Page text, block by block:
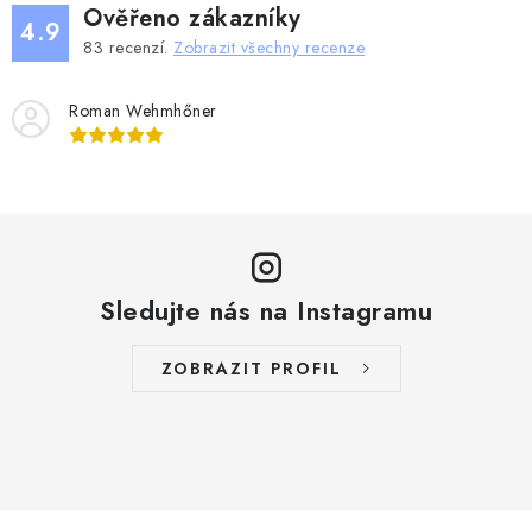
4.9 Ověřeno zákazníky
83 recenzí. Zobrazit všechny recenze
Roman Wehmhőner
Sledujte nás na Instagramu
ZOBRAZIT PROFIL